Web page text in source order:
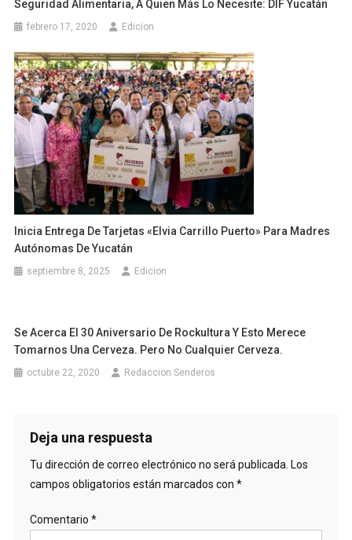
Seguridad Alimentaria, A Quien Más Lo Necesite: DIF Yucatán
febrero 17, 2020 Edicion
Inicia Entrega De Tarjetas «Elvia Carrillo Puerto» Para Madres
Autónomas De Yucatán
septiembre 8, 2025 Edicion
Se Acerca El 30 Aniversario De Rockultura Y Esto Merece
Tomarnos Una Cerveza. Pero No Cualquier Cerveza.
octubre 22, 2020 Redaccion Senderos
Deja una respuesta
Tu dirección de correo electrónico no será publicada. Los
campos obligatorios están marcados con *
Comentario *